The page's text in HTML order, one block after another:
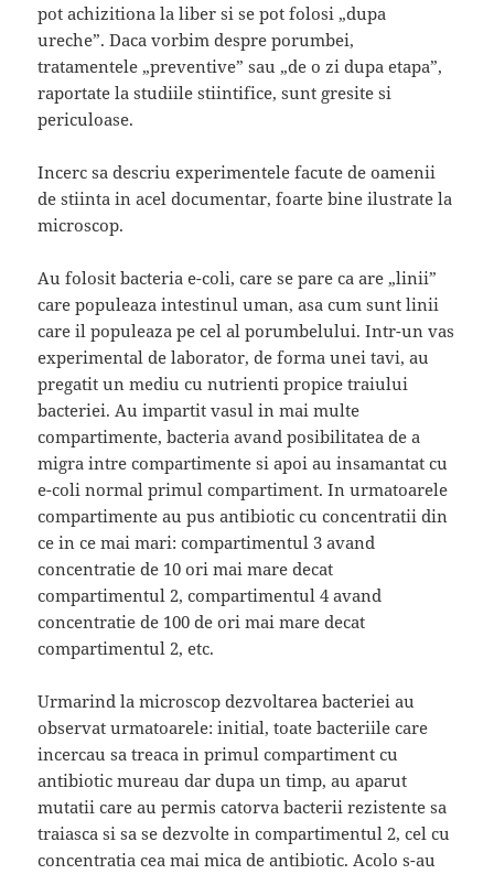
pot achizitiona la liber si se pot folosi „dupa
ureche”. Daca vorbim despre porumbei,
tratamentele „preventive” sau „de o zi dupa etapa”,
raportate la studiile stiintifice, sunt gresite si
periculoase.
Incerc sa descriu experimentele facute de oamenii
de stiinta in acel documentar, foarte bine ilustrate la
microscop.
Au folosit bacteria e-coli, care se pare ca are „linii”
care populeaza intestinul uman, asa cum sunt linii
care il populeaza pe cel al porumbelului. Intr-un vas
experimental de laborator, de forma unei tavi, au
pregatit un mediu cu nutrienti propice traiului
bacteriei. Au impartit vasul in mai multe
compartimente, bacteria avand posibilitatea de a
migra intre compartimente si apoi au insamantat cu
e-coli normal primul compartiment. In urmatoarele
compartimente au pus antibiotic cu concentratii din
ce in ce mai mari: compartimentul 3 avand
concentratie de 10 ori mai mare decat
compartimentul 2, compartimentul 4 avand
concentratie de 100 de ori mai mare decat
compartimentul 2, etc.
Urmarind la microscop dezvoltarea bacteriei au
observat urmatoarele: initial, toate bacteriile care
incercau sa treaca in primul compartiment cu
antibiotic mureau dar dupa un timp, au aparut
mutatii care au permis catorva bacterii rezistente sa
traiasca si sa se dezvolte in compartimentul 2, cel cu
concentratia cea mai mica de antibiotic. Acolo s-au